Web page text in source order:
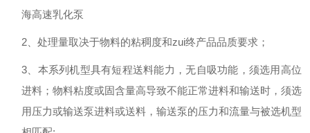
海高速乳化泵
2、处理量取决于物料的粘稠度和zui终产品品质要求；
3、本系列机型具有短程送料能力，无自吸功能，须选用高位
进料；物料粘度或固含量高导致不能正常进料和输送时，须选
用压力或输送泵进料或送料，输送泵的压力和流量与被选机型